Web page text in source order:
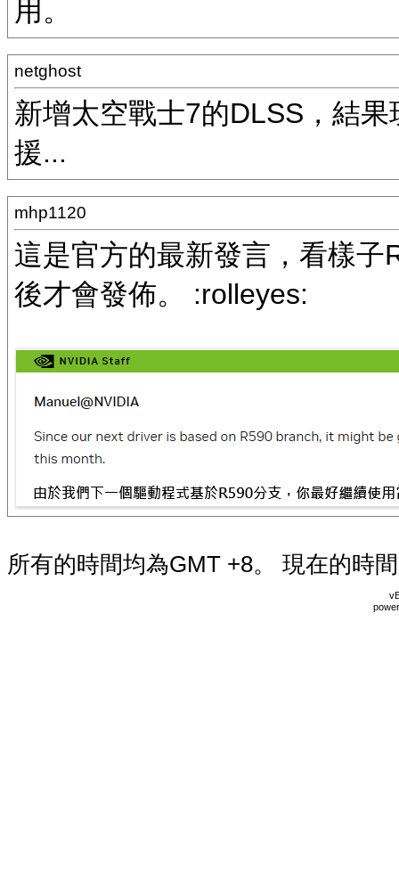
用。
netghost
新增太空戰士7的DLSS，結
援...
mhp1120
這是官方的最新發言，看樣
後才會發佈。 :rolleyes:
所有的時間均為GMT +8。 現在的時